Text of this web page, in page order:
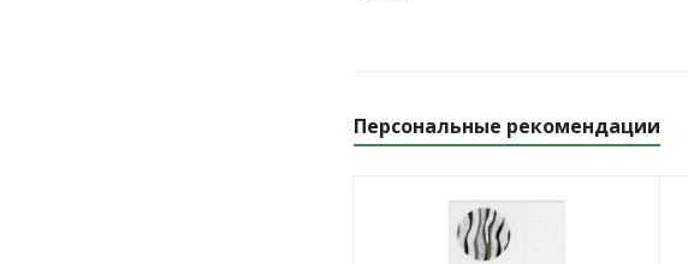
Персональные рекомендации